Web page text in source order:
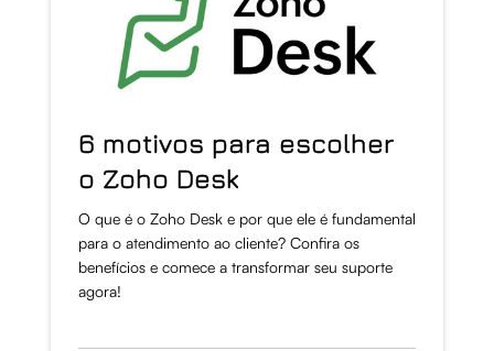
6 motivos para escolher
o Zoho Desk
O que é o Zoho Desk e por que ele é fundamental
para o atendimento ao cliente? Confira os
benefícios e comece a transformar seu suporte
agora!